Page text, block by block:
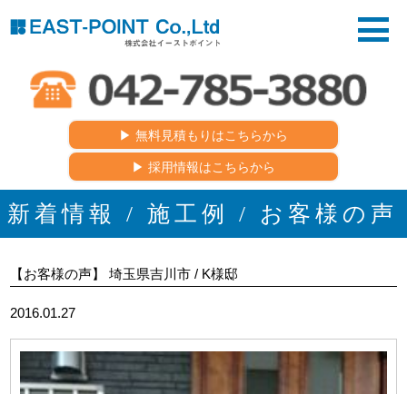
▶︎ 無料見積もりはこちらから
▶︎ 採用情報はこちらから
新着情報 / 施工例 / お客様の声
【お客様の声】 埼玉県吉川市 / K様邸
2016.01.27